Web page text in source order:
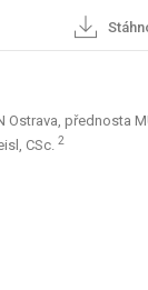
přednosta
CSc. 2